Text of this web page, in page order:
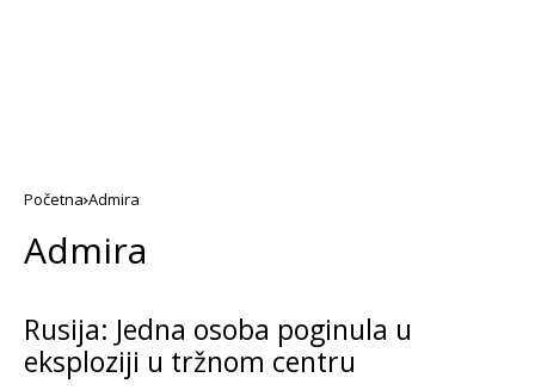
Početna Admira
Admira
Rusija: Jedna osoba poginula u
eksploziji u tržnom centru